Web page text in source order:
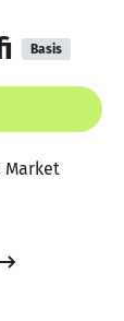
Basis
Market